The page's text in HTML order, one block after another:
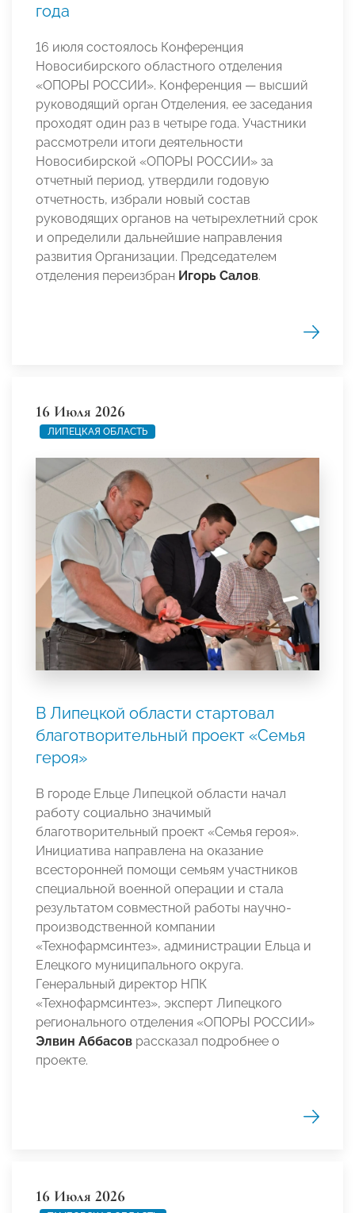
года
16 июля состоялось Конференция
Новосибирского областного отделения
«ОПОРЫ РОССИИ». Конференция — высший
руководящий орган Отделения, ее заседания
проходят один раз в четыре года. Участники
рассмотрели итоги деятельности
Новосибирской «ОПОРЫ РОССИИ» за
отчетный период, утвердили годовую
отчетность, избрали новый состав
руководящих органов на четырехлетний срок
и определили дальнейшие направления
развития Организации. Председателем
отделения переизбран Игорь Салов.
16 Июля 2026
ЛИПЕЦКАЯ ОБЛАСТЬ
В Липецкой области стартовал
благотворительный проект «Семья
героя»
В городе Ельце Липецкой области начал
работу социально значимый
благотворительный проект «Семья героя».
Инициатива направлена на оказание
всесторонней помощи семьям участников
специальной военной операции и стала
результатом совместной работы научно-
производственной компании
«Технофармсинтез», администрации Ельца и
Елецкого муниципального округа.
Генеральный директор НПК
«Технофармсинтез», эксперт Липецкого
регионального отделения «ОПОРЫ РОССИИ»
Элвин Аббасов рассказал подробнее о
проекте.
16 Июля 2026